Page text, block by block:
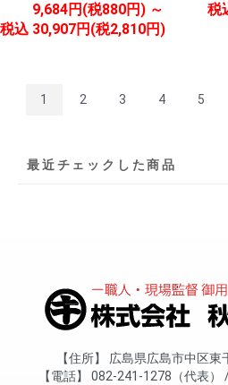
税込
9,684円(税880円) ～
30,907円(税2,810円)
税
1 2 3 4 5
最近チェックした商品
住所
広島県広島市中区東
電話
082-241-1278（代表）